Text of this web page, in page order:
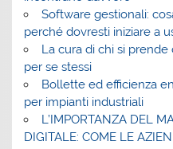
Software gestionali:
perché dovresti iniziare a
La cura di chi si
per se stessi
Bollette ed efficienza
per impianti industriali
L’IMPORTANZA DEL
DIGITALE: COME LE